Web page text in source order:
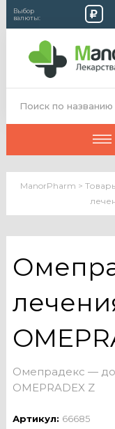
Выбор
валюты:
ManorPharm >
Омепрадекс — до
OMEPRADEX Z
Артикул: 66685